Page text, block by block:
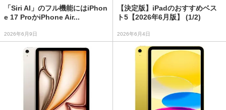
「Siri AI」のフル機能にはiPhon
e 17 ProかiPhone Air...
2026年6月9日
【決定版】iPadのおすすめベス
ト5【2026年6月版】 (1/2)
2026年6月4日